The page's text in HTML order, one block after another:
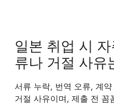
일본 취업 시
류나 거절 사유
서류 누락, 번역 오류, 계
거절 사유이며, 제출 전 꼼